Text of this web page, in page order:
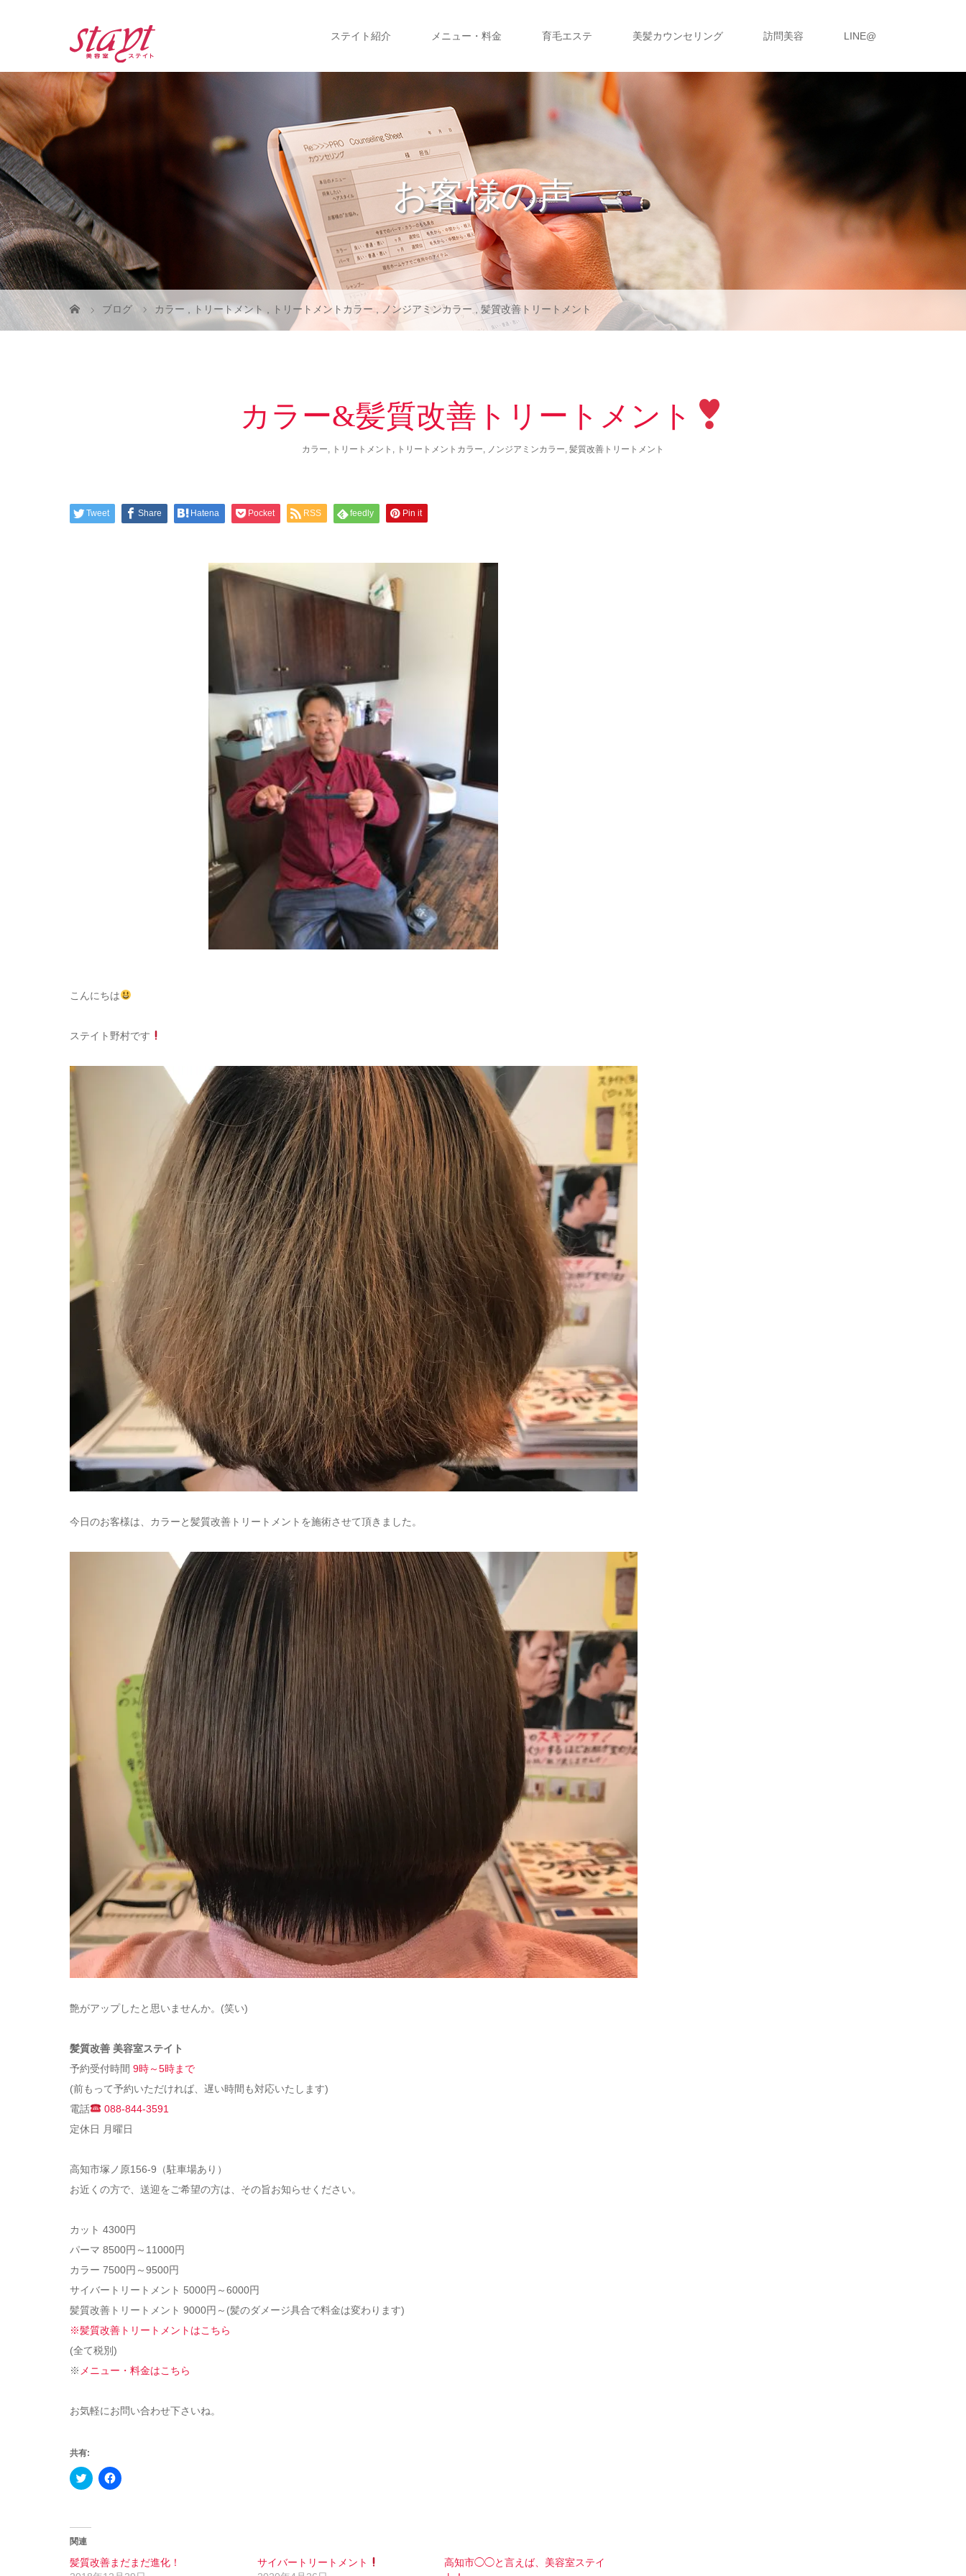
ステイト紹介 メニュー・料金 育毛エステ 美髪カウンセリング 訪問美容 LINE@
お客様の声
ブログ カラー トリートメント トリートメントカラー ノンジアミンカラー 髪質改善トリートメント
カラー&髪質改善トリートメント
カラー, トリートメント , トリートメントカラー, ノンジアミンカラー, 髪質改善トリートメント
Tweet Share Hatena Pocket RSS feedly Pin it
こんにちは
ステイト野村です
今日のお客様は、カラーと髪質改善トリートメントを施術させて頂きました。
艶がアップしたと思いませんか。(笑い)
髪質改善 美容室ステイト
予約受付時間 9時～5時まで
(前もって予約いただければ、遅い時間も対応いたします)
電話
088-844-3591
定休日 月曜日
高知市塚ノ原156-9（駐車場あり）
お近くの方で、送迎をご希望の方は、その旨お知らせください。
カット 4300円
パーマ 8500円～11000円
カラー 7500円～9500円
サイバートリートメント 5000円～6000円
髪質改善トリートメント 9000円～(髪のダメージ具合で料金は変わります)
※髪質改善トリートメントはこちら
(全て税別)
※ メニュー・料金はこちら
お気軽にお問い合わせ下さいね。
共有:
Click
to
し
ィ
ン
Facebook
で
リ
ッ
関連
髪質改善まだまだ進化！
サイバートリートメント
高知市◯◯と言えば、美容室ステイ